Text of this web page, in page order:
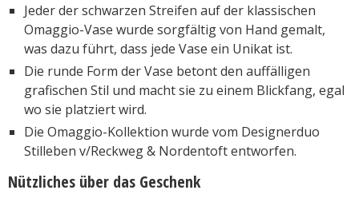
Jeder der schwarzen Streifen auf der klassischen
Omaggio-Vase wurde sorgfältig von Hand gemalt,
was dazu führt, dass jede Vase ein Unikat ist.
Die runde Form der Vase betont den auffälligen
grafischen Stil und macht sie zu einem Blickfang, egal
wo sie platziert wird.
Die Omaggio-Kollektion wurde vom Designerduo
Stilleben v/Reckweg & Nordentoft entworfen.
Nützliches über das Geschenk